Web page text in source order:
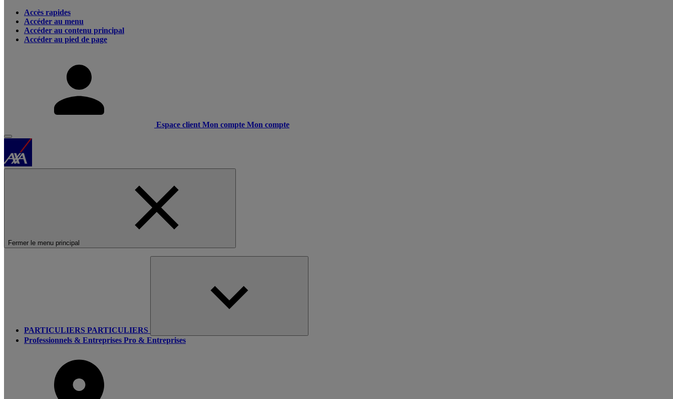
Accès rapides
Accéder au menu
Accéder au contenu principal
Accéder au pied de page
Espace client Mon compte Mon compte
Fermer le menu principal
PARTICULIERS PARTICULIERS
Professionnels & Entreprises Pro & Entreprises